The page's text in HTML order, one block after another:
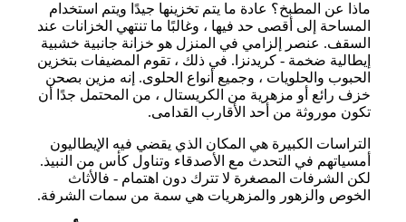
ماذا عن المطبخ؟ عادة ما يتم تخزينها جيدًا ويتم استخدام
المساحة إلى أقصى حد فيها ، وغالبًا ما تنتهي الخزانات عند
السقف. عنصر إلزامي في المنزل هو خزانة جانبية خشبية
إيطالية ضخمة - كريدنزا. في ذلك ، تقوم المضيفات بتخزين
الحبوب والحلويات ، وجميع أنواع الحلوى. إنه مزين بصحن
خزف رائع أو مزهرية من الكريستال ، من المحتمل جدًا أن
تكون موروثة من أحد الأقارب القدامى.
التراسات الكبيرة هي المكان الذي يقضي فيه الإيطاليون
أمسياتهم في التحدث مع الأصدقاء وتناول كأس من النبيذ.
لكن الشرفات المصغرة لا تترك دون اهتمام - فالأثاث
الخوص والزهور والمزهريات هي سمة من سمات الشرفة.